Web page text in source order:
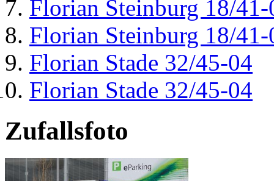
Florian Steinburg 18/41-
Florian Steinburg 18/41-
Florian Stade 32/45-04
Florian Stade 32/45-04
Zufallsfoto